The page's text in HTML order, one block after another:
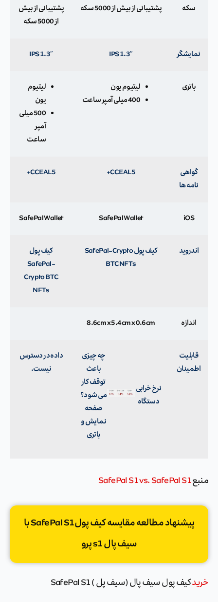
سکه پشتیبانی از بیش از 5000 سکه
پشتیبانی از بیش
از 5000 سکه
نمایشگر 1.3″ IPS
1.3″ IPS
باتری
لیتیوم یون
400 میلی آمپر ساعت
لیتیوم
یون
500 میلی
آمپر
ساعت
گواهی
نامه ها
CC EAL5+
CC EAL5+
iOS
SafePal Wallet
SafePal Wallet
اندروید
کیف پول SafePal-Crypto
BTC NFTs
کیف پول
SafePal-
Crypto BTC
NFTs
اندازه 8.6cm x 5.4cm x 0.6cm
قابلیت
اطمینان
نرخ خرابی
دستگاه
چه چیزی
باعث
توقف کار
می شود؟
صفحه
نمایش و
باتری
داده در دسترس
نیست.
منبع SafePal S1 vs. SafePal S1
پیشنهاد مطالعه مقایسه کیف پولSafePal S1 با
سیف پال s1 پرو
خریدکیف پول سیف پال (سیف پل ) SafePal S1